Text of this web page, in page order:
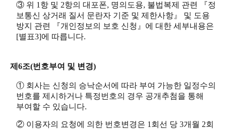
③ 위 1항 및 2항의 대포폰, 명의도용, 불법복제 관련 『정
보통신 상거래 질서 문란자 기준 및 제한사항』 및 도용
방지 관련 『개인정보의 보호 신청』에 대한 세부내용은
[별표3]에 따릅니다.
제6조(번호부여 및 변경)
① 회사는 신청의 승낙순서에 따라 부여 가능한 일정수의
번호를 제시하거나 특정번호의 경우 공개추첨을 통해
부여할 수 있습니다.
② 이용자의 요청에 의한 번호변경은 1회선 당 3개월 2회